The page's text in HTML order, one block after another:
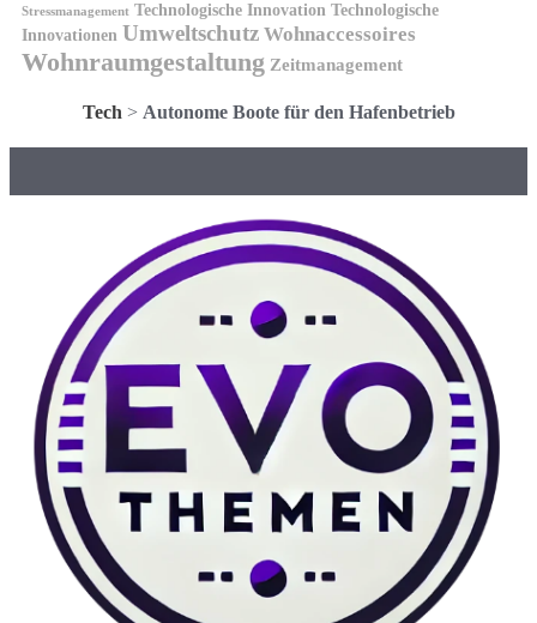
Stressmanagement Technologische Innovation Technologische
Innovationen Umweltschutz Wohnaccessoires
Wohnraumgestaltung Zeitmanagement
Tech > Autonome Boote für den Hafenbetrieb